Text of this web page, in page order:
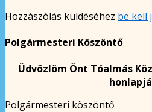
Hozzászólás küldéséhez be kell
Polgármesteri Köszöntő
Üdvözlöm Önt Tóalmás
Polgármesteri köszöntő